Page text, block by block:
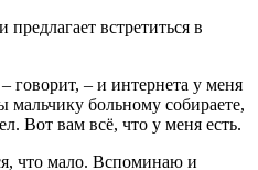
встретиться в
говорит, – и интернета у меня
мальчику больному собираете,
Вот вам всё, что у меня есть.
что мало. Вспоминаю и